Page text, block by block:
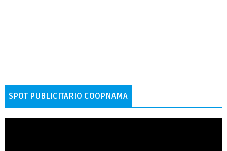
SPOT PUBLICITARIO COOPNAMA